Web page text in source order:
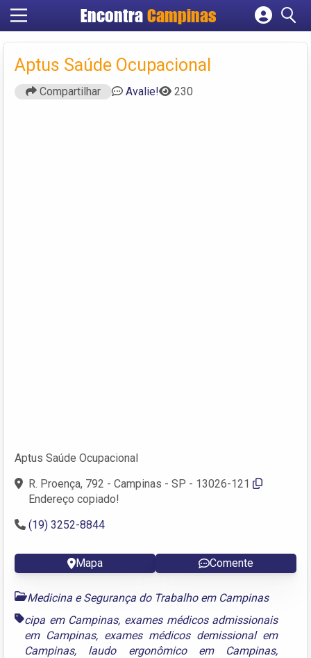
Encontra Campinas
Cadastrar empresa
Criar conta
Aptus Saúde Ocupacional
Compartilhar Avalie! 230
Aptus Saúde Ocupacional
R. Proença, 792 - Campinas - SP - 13026-121
Endereço copiado!
(19) 3252-8844
Mapa Comente
Medicina e Segurança do Trabalho em Campinas
cipa em Campinas, exames médicos admissionais
em Campinas, exames médicos demissional em
Campinas, laudo ergonômico em Campinas,